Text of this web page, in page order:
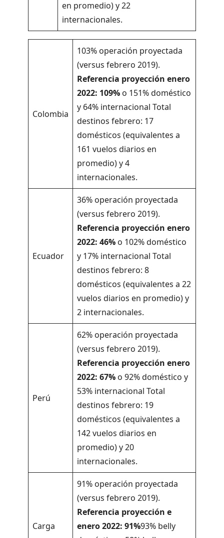
en promedio) y 22
internacionales.
Colombia
103% operación proyectada
(versus febrero 2019).
Referencia proyección enero
2022: 109% o 151% doméstico
y 64% internacional Total
destinos febrero: 17
domésticos (equivalentes a
161 vuelos diarios en
promedio) y 4
internacionales.
Ecuador
36% operación proyectada
(versus febrero 2019).
Referencia proyección enero
2022: 46% o 102% doméstico
y 17% internacional Total
destinos febrero: 8
domésticos (equivalentes a 22
vuelos diarios en promedio) y
2 internacionales.
Perú
62% operación proyectada
(versus febrero 2019).
Referencia proyección enero
2022: 67% o 92% doméstico y
53% internacional Total
destinos febrero: 19
domésticos (equivalentes a
142 vuelos diarios en
promedio) y 20
internacionales.
Carga
91% operación proyectada
(versus febrero 2019).
Referencia proyección e
enero 2022: 91%93% belly